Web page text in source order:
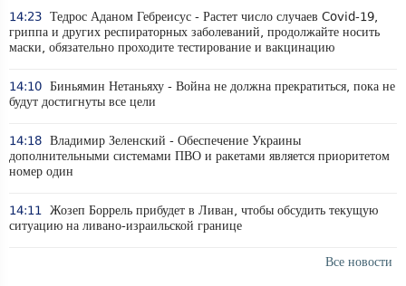
14:23 Тедрос Аданом Гебреисус - Растет число случаев Covid-19,
гриппа и других респираторных заболеваний, продолжайте носить
маски, обязательно проходите тестирование и вакцинацию
14:10 Биньямин Нетаньяху - Война не должна прекратиться, пока не
будут достигнуты все цели
14:18 Владимир Зеленский - Обеспечение Украины
дополнительными системами ПВО и ракетами является приоритетом
номер один
14:11 Жозеп Боррель прибудет в Ливан, чтобы обсудить текущую
ситуацию на ливано-израильской границе
Все новости